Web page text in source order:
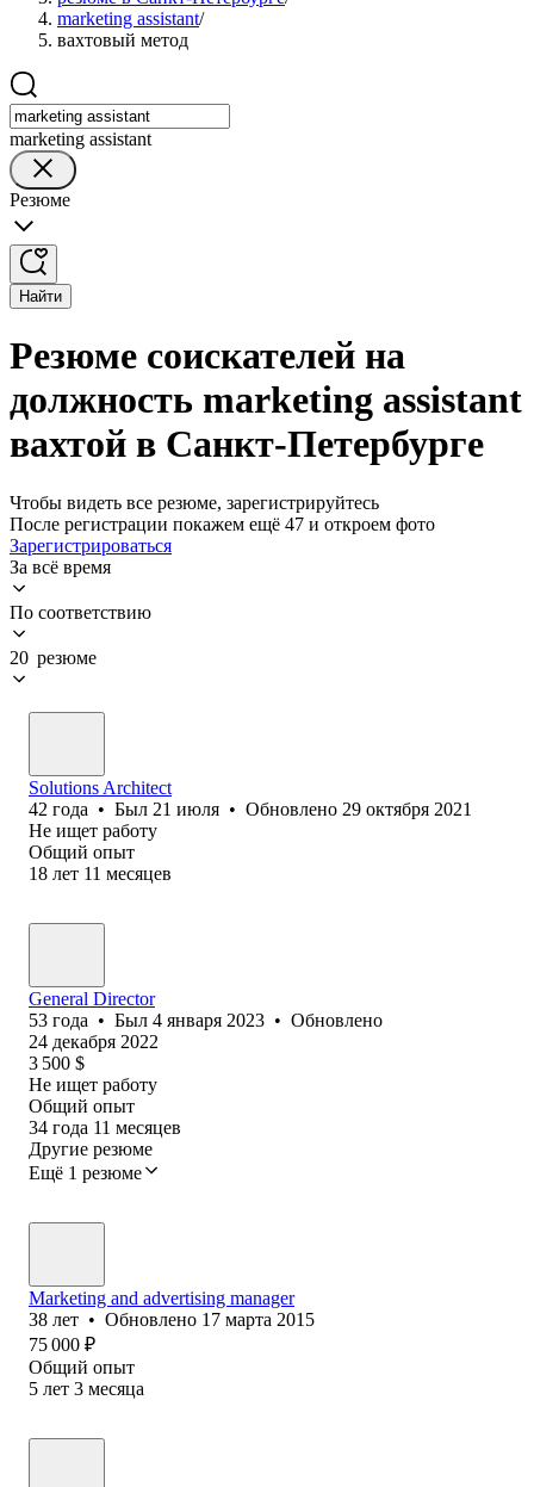
marketing assistant/
вахтовый метод
marketing assistant
Резюме
Найти
Резюме соискателей на
должность marketing assistant
вахтой в Санкт-Петербурге
Чтобы видеть все резюме, зарегистрируйтесь
После регистрации покажем ещё 47 и откроем фото
Зарегистрироваться
За всё время
По соответствию
20 резюме
Solutions Architect
42 года • Был 21 июля • Обновлено 29 октября 2021
Не ищет работу
Общий опыт
18 лет 11 месяцев
General Director
53 года • Был 4 января 2023 • Обновлено
24 декабря 2022
3 500 $
Не ищет работу
Общий опыт
34 года 11 месяцев
Другие резюме
Ещё 1 резюме
Marketing and advertising manager
38 лет • Обновлено 17 марта 2015
75 000 ₽
Общий опыт
5 лет 3 месяца